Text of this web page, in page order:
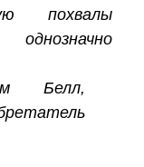
похвалы
Белл,